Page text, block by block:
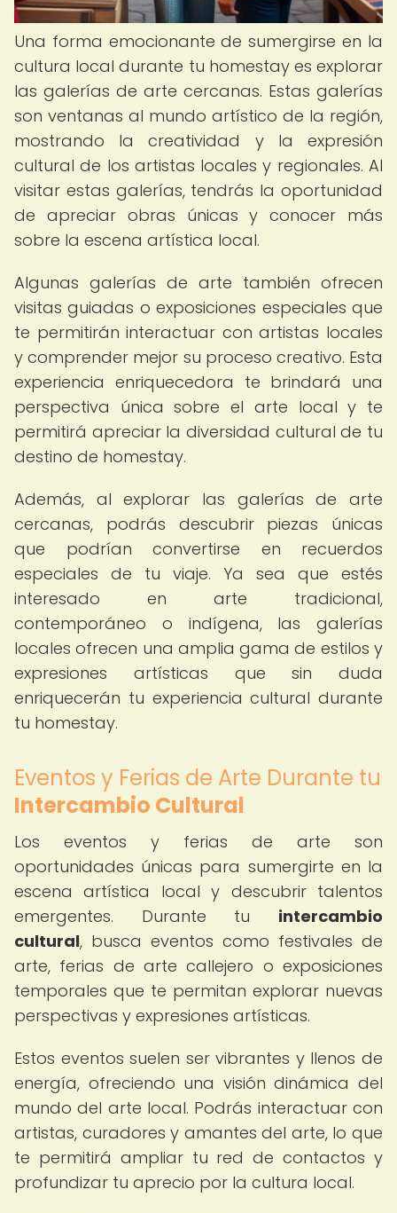
Una forma emocionante de sumergirse en la
cultura local durante tu homestay es explorar
las galerías de arte cercanas. Estas galerías
son ventanas al mundo artístico de la región,
mostrando la creatividad y la expresión
cultural de los artistas locales y regionales. Al
visitar estas galerías, tendrás la oportunidad
de apreciar obras únicas y conocer más
sobre la escena artística local.
Algunas galerías de arte también ofrecen
visitas guiadas o exposiciones especiales que
te permitirán interactuar con artistas locales
y comprender mejor su proceso creativo. Esta
experiencia enriquecedora te brindará una
perspectiva única sobre el arte local y te
permitirá apreciar la diversidad cultural de tu
destino de homestay.
Además, al explorar las galerías de arte
cercanas, podrás descubrir piezas únicas
que podrían convertirse en recuerdos
especiales de tu viaje. Ya sea que estés
interesado en arte tradicional,
contemporáneo o indígena, las galerías
locales ofrecen una amplia gama de estilos y
expresiones artísticas que sin duda
enriquecerán tu experiencia cultural durante
tu homestay.
Eventos y Ferias de Arte Durante tu
Intercambio Cultural
Los eventos y ferias de arte son
oportunidades únicas para sumergirte en la
escena artística local y descubrir talentos
emergentes. Durante tu intercambio
cultural, busca eventos como festivales de
arte, ferias de arte callejero o exposiciones
temporales que te permitan explorar nuevas
perspectivas y expresiones artísticas.
Estos eventos suelen ser vibrantes y llenos de
energía, ofreciendo una visión dinámica del
mundo del arte local. Podrás interactuar con
artistas, curadores y amantes del arte, lo que
te permitirá ampliar tu red de contactos y
profundizar tu aprecio por la cultura local.